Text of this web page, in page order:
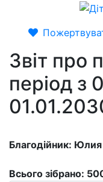
Звіт про
період з
Благодійник:
Всього зібрано: